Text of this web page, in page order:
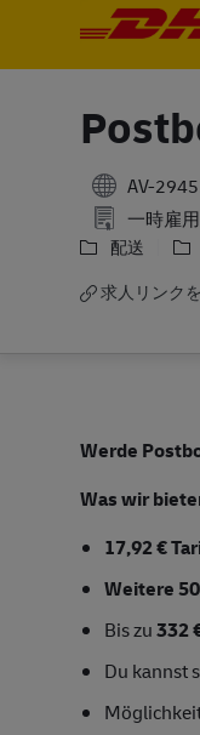
AV-
一時雇用
配送
求人リンク
Werde
Was wir
17,92 €
Weitere
Bis zu332
Du kannst